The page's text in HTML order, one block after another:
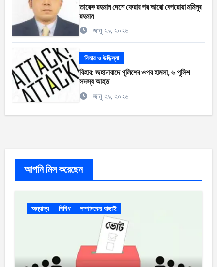
তারেক রহমান দেশে ফেরার পর আরো বেপরোয়া মমিনুর
রহমান
জানু ২৯, ২০২৬
বিহার ও উড়িষ্যা
বিহার: জহানাবাদে পুলিশের ওপর হামলা, ৬ পুলিশ
সদস্য আহত
জানু ২৯, ২০২৬
আপনি মিস করেছেন
অন্যান্য বিবিধ সম্পাদকের বাছাই